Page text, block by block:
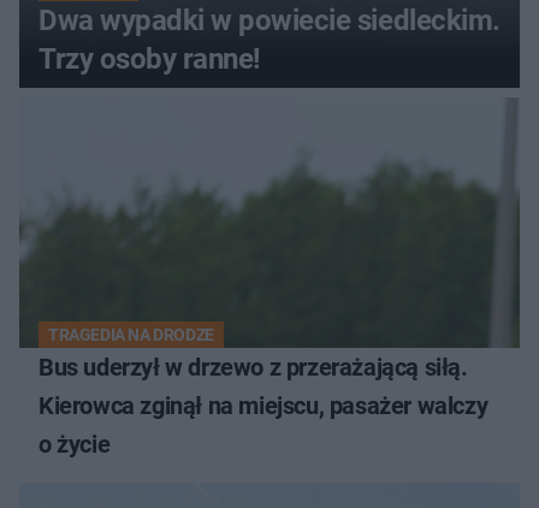
Dwa wypadki w powiecie siedleckim.
Trzy osoby ranne!
TRAGEDIA NA DRODZE
Bus uderzył w drzewo z przerażającą siłą.
Kierowca zginął na miejscu, pasażer walczy
o życie